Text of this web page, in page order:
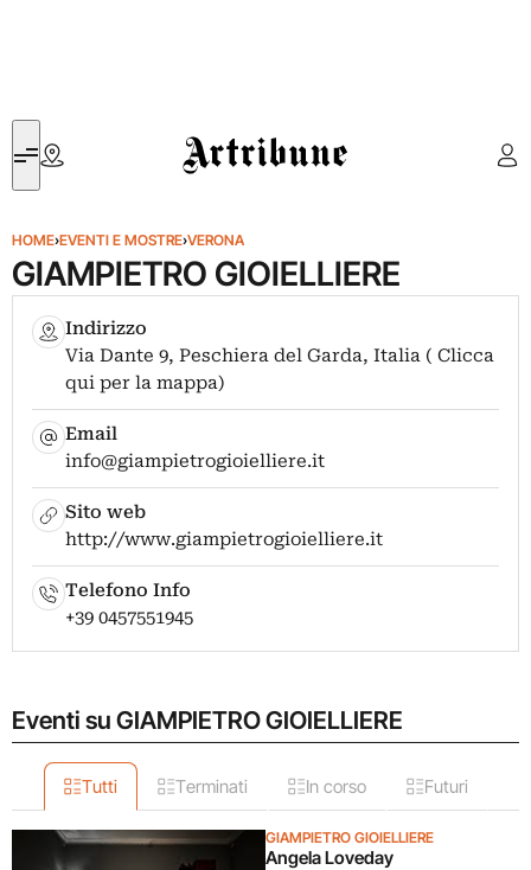
Artribune
HOME›EVENTI E MOSTRE›VERONA
GIAMPIETRO GIOIELLIERE
Indirizzo
Via Dante 9, Peschiera del Garda, Italia ( Clicca
qui per la mappa)
Email
info@giampietrogioielliere.it
Sito web
http://www.giampietrogioielliere.it
Telefono Info
+39 0457551945
Eventi su GIAMPIETRO GIOIELLIERE
Tutti Terminati In corso Futuri
GIAMPIETRO GIOIELLIERE
Angela Loveday